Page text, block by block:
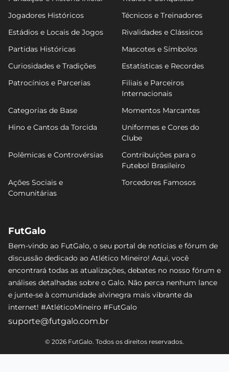
Jogadores Históricos
Técnicos e Treinadores
Estádios e Locais de Jogos
Rivalidades e Clássicos
Partidas Históricas
Mascotes e Símbolos
Curiosidades e Tradições
Estatísticas e Recordes
Patrocínios e Parcerias
Filiais e Parceiros
Internacionais
Categorias de Base
Momentos Marcantes
Hino e Cantos da Torcida
Uniformes e Cores do
Clube
Polêmicas e Controvérsias
Contribuições para o
Futebol Brasileiro
Ações Sociais e
Comunitárias
Torcedores Famosos
FutGalo
Bem-vindo ao FutGalo, o seu portal de notícias e fórum de
discussão dedicado ao Atlético Mineiro! Aqui, você
encontrará todas as atualizações, debates no nosso fórum e
análises detalhadas sobre o Galo. Não perca nenhum lance
e junte-se à comunidade alvinegra mais vibrante da
internet! #AtléticoMineiro #FutGalo
suporte@futgalo.com.br
© 2026 FutGalo. Todos os direitos reservados.